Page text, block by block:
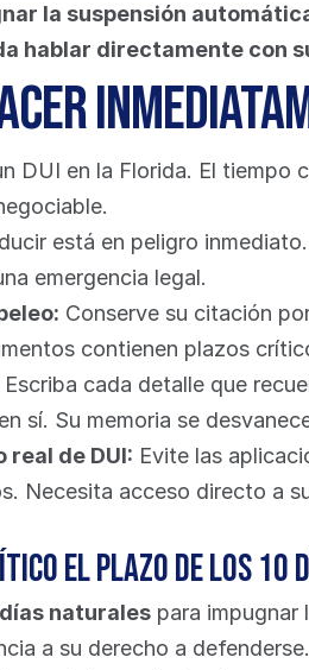
la suspensión
hablar directamente con
DUI en la Florida. El tiempo
está en peligro
emergencia legal.
Conserve su citación
contienen plazos
Escriba cada detalle que
sí. Su memoria se
real de DUI: Evite las
Necesita acceso directo a
el plazo de los 10
naturales para impugnar
a su derecho a defenderse.